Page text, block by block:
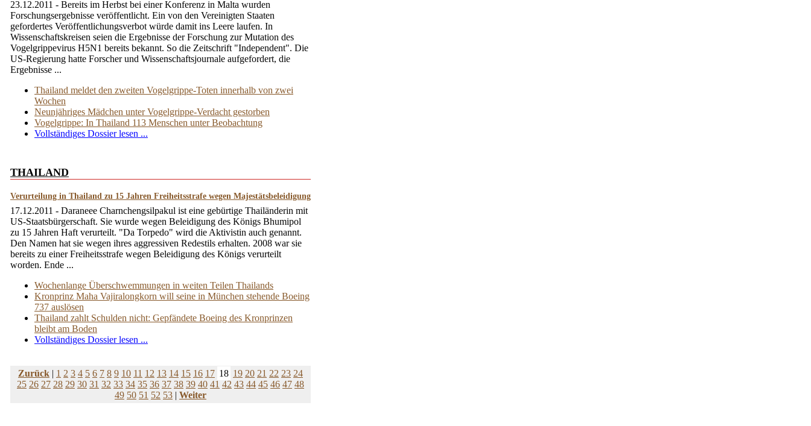
23.12.2011 - Bereits im Herbst bei einer Konferenz in Malta wurden
Forschungsergebnisse veröffentlicht. Ein von den Vereinigten Staaten
gefordertes Veröffentlichungsverbot würde damit ins Leere laufen. In
Wissenschaftskreisen seien die Ergebnisse der Forschung zur Mutation des
Vogelgrippevirus H5N1 bereits bekannt. So die Zeitschrift "Independent". Die
US-Regierung hatte Forscher und Wissenschaftsjournale aufgefordert, die
Ergebnisse ...
Thailand meldet den zweiten Vogelgrippe-Toten innerhalb von zwei
Wochen
Neunjähriges Mädchen unter Vogelgrippe-Verdacht gestorben
Vogelgrippe: In Thailand 113 Menschen unter Beobachtung
Vollständiges Dossier lesen ...
THAILAND
Verurteilung in Thailand zu 15 Jahren Freiheitsstrafe wegen Majestätsbeleidigung
17.12.2011 - Daraneee Charnchengsilpakul ist eine gebürtige Thailänderin mit
US-Staatsbürgerschaft. Sie wurde wegen Beleidigung des Königs Bhumipol
zu 15 Jahren Haft verurteilt. "Da Torpedo" wird die Aktivistin auch genannt.
Den Namen hat sie wegen ihres aggressiven Redestils erhalten. 2008 war sie
bereits zu einer Freiheitsstrafe wegen Beleidigung des Königs verurteilt
worden. Ende ...
Wochenlange Überschwemmungen in weiten Teilen Thailands
Kronprinz Maha Vajiralongkorn will seine in München stehende Boeing
737 auslösen
Thailand zahlt Schulden nicht: Gepfändete Boeing des Kronprinzen
bleibt am Boden
Vollständiges Dossier lesen ...
Zurück | 1 2 3 4 5 6 7 8 9 10 11 12 13 14 15 16 17 18 19 20 21 22 23 24
25 26 27 28 29 30 31 32 33 34 35 36 37 38 39 40 41 42 43 44 45 46 47 48
49 50 51 52 53 | Weiter